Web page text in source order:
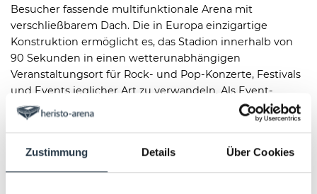
Zustimmung Details Über Cookies
Besucher fassende multifunktionale Arena mit
verschließbarem Dach. Die in Europa einzigartige
Konstruktion ermöglicht es, das Stadion innerhalb von
90 Sekunden in einen wetterunabhängigen
Veranstaltungsort für Rock- und Pop-Konzerte, Festivals
und Events jeglicher Art zu verwandeln. Als Event-
Location bedient die heristo-arena Städte in
Ostwestfalen wie Bielefeld, Osnabrück, Gütersloh,
Salzuflen.